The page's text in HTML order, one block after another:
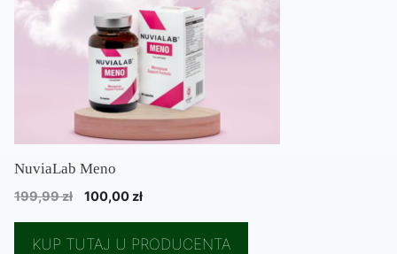
NuviaLab Meno
199,99zł
Pierwotna
wynosiła:
100,00złAktualna
wynosi:
KUP TUTAJ U PRODUCENTA